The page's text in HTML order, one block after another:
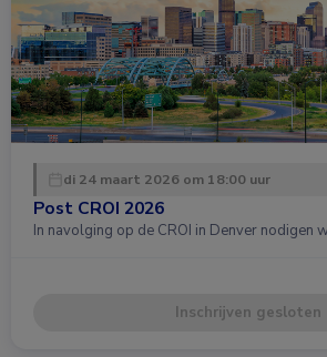
di 24 maart 2026 om 18:00 uur
Post CROI 2026
In navolging op de CROI in Denver nodigen
Inschrijven gesloten